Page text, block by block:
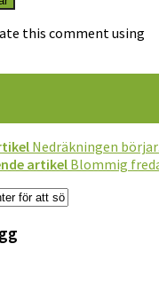
this comment using
Nedräkningen
artikel Blommig